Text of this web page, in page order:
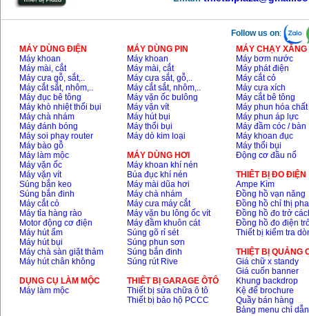
Follow us on:
MÁY DÙNG ĐIỆN
Máy khoan
Máy mài, cắt
Máy cưa gỗ, sắt,..
Máy cắt sắt, nhôm,..
Máy đục bê tông
Máy khò nhiệt thổi bụi
Máy chà nhám
Máy đánh bóng
Máy soi phay router
Máy bào gỗ
Máy làm mộc
Máy vặn ốc
Máy vặn vít
Súng bắn keo
Súng bắn đinh
Máy cắt cỏ
Máy tỉa hàng rào
Motor động cơ điện
Máy hút ẩm
Máy hút bụi
Máy chà sàn giặt thảm
Máy hút chân không
DỤNG CỤ LÀM MỘC
Máy làm mộc
MÁY DÙNG PIN
Máy khoan
Máy mài, cắt
Máy cưa sắt, gỗ,..
Máy cắt sắt, nhôm,..
Máy vặn ốc bulông
Máy vặn vít
Máy hút bụi
Máy thổi bụi
Máy dò kim loại
MÁY DÙNG HƠI
Máy khoan khí nén
Búa đục khí nén
Máy mài dũa hơi
Máy chà nhám
Máy cưa máy cắt
Máy vặn bu lông ốc vít
Máy đầm khuôn cát
Súng gõ rỉ sét
Súng phun sơn
Súng bắn đinh
Súng rút Rive
THIÊT BỊ GARAGE ÔTÔ
Thiết bị sửa chữa ô tô
Thiết bị bảo hộ PCCC
MÁY CHẠY
Máy bơm nước
Máy phát điện
Máy cắt cỏ
Máy cưa xích
Máy cắt bê tông
Máy phun hóa chất
Máy phun áp lực
Máy đầm cóc / bàn
Máy khoan đục
Máy thổi bụi
Động cơ đầu nổ
THIÊT BỊ ĐO ĐIỆN
Ampe Kìm
Đồng hồ vạn năng
Đồng hồ chỉ thị pha
Đồng hồ đo trở
Đồng hồ đo điện
Thiết bị kiểm tra
THIỆT BỊ QUẢNG
Giá chữ x standy
Giá cuốn banner
Khung backdrop
Kệ để brochure
Quầy bán hàng
Bảng menu chỉ dẫn